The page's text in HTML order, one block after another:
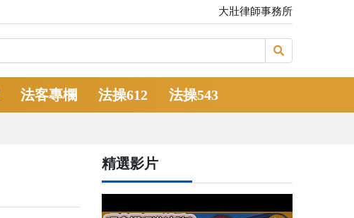
大壯律師事務所
法客專欄 法操612 法操543
精選影片